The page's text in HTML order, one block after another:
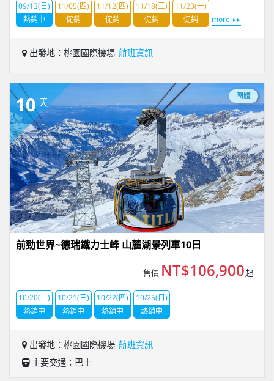
09/13(日)
熱銷中
11/05(四)
促銷
11/12(四)
促銷
11/18(三)
促銷
11/23(一)
促銷
more
出發地：桃園國際機場 航班資訊
10 天
團體
前勁世界~德瑞鐵力士峰 山麓湖景列車10日
售價 NT$106,900起
10/20(二)
熱銷中
10/21(三)
熱銷中
10/22(四)
熱銷中
10/25(日)
熱銷中
出發地：桃園國際機場 航班資訊
主要交通：巴士